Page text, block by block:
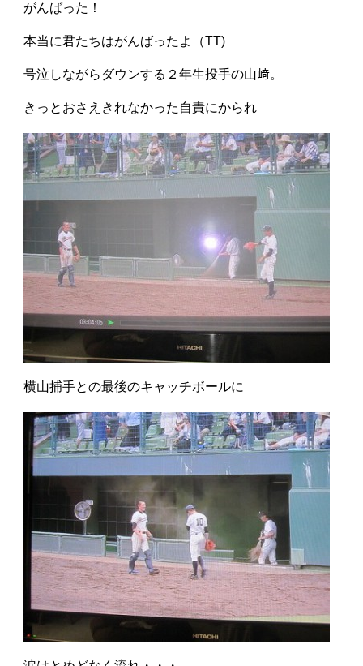
がんばった！
本当に君たちはがんばったよ（TT)
号泣しながらダウンする２年生投手の山﨑。
きっとおさえきれなかった自責にかられ
横山捕手との最後のキャッチボールに